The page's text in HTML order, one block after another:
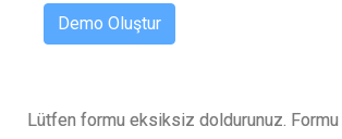
Demo Oluştur
Lütfen formu eksiksiz doldurunuz. Formu